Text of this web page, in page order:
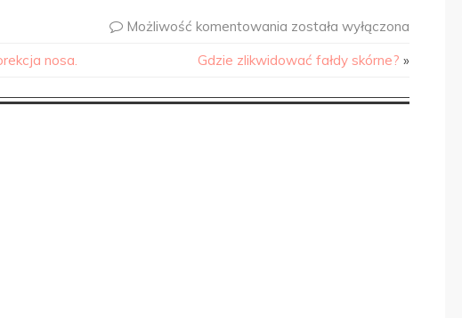
Możliwość komentowania została wyłączona
nosa. Gdzie zlikwidować fałdy skórne? »